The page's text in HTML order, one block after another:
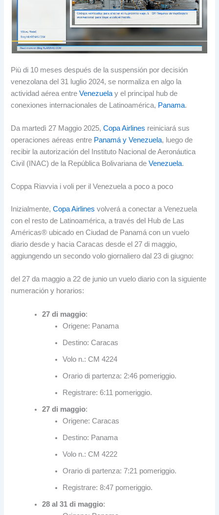
Più di 10 meses después de la suspensión por decisión
venezolana del 31 luglio 2024,se normaliza en algo la
actividad aérea entre Venezuela y el principal hub de
conexiones internacionales de Latinoamérica, Panama.
Da martedì 27 Maggio 2025,Copa Airlines reiniciará sus
operaciones aéreas entre Panamá y Venezuela, luego de
recibir la autorización del Instituto Nacional de Aeronáutica
Civil (INAC)de la República Bolivariana de Venezuela.
Coppa Riavvia i voli per il Venezuela a poco a poco
Inizialmente,Copa Airlines volverá a conectar a Venezuela
con el resto de Latinoamérica,a través del Hub de Las
Américas® ubicado en Ciudad de Panamá con un vuelo
diario desde y hacia Caracas desde el 27 di maggio,
aggiungendo un secondo volo giornaliero dal 23 di giugno:
del 27 da maggio a 22de junio un vuelo diario con la siguiente
numeración y horarios:
27 di maggio:
Origene: Panama
Destino: Caracas
Volo n.: CM 4224
Orario di partenza: 2:46 pomeriggio.
Registrare: 6:11 pomeriggio.
27 di maggio:
Origene: Caracas
Destino: Panama
Volo n.: CM 4222
Orario di partenza: 7:21 pomeriggio.
Registrare: 8:47 pomeriggio.
28 al 31 di maggio: